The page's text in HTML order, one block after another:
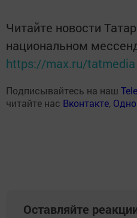
Читайте новости
национальном
https://max.ru/tatmedia
Подписывайтесь на наш
читайте нас Вконтакте,
Оставляйте